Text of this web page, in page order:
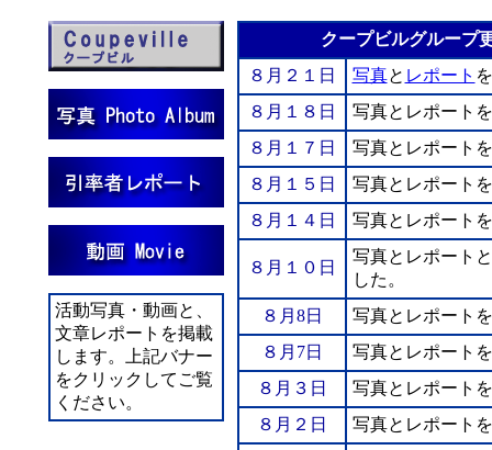
活動写真・動画と、
文章レポートを掲載
します。上記バナー
をクリックしてご覧
ください。
クープビルグループ
８月２１日
写真と レポート
８月１８日
写真とレポート
８月１７日
写真とレポート
８月１５日
写真とレポート
８月１４日
写真とレポート
８月１０日
写真とレポートと
した。
８月8日
写真とレポート
８月7日
写真とレポート
８月３日
写真とレポート
８月２日
写真とレポート